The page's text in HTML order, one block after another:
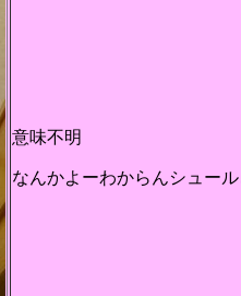
意味不明
なんかよーわからんシュー